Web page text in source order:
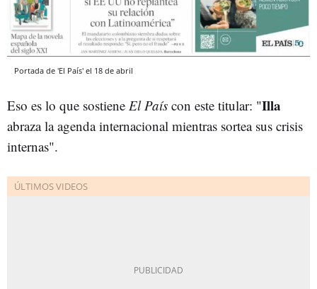
Portada de 'El País' el 18 de abril
Eso es lo que sostiene El País con este titular: "Illa
abraza la agenda internacional mientras sortea sus crisis
internas".